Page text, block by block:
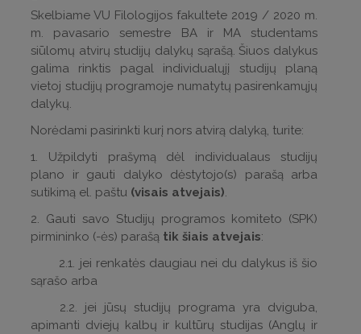
Skelbiame VU Filologijos fakultete 2019 / 2020 m.
m. pavasario semestre BA ir MA studentams
siūlomų atvirų studijų dalykų sąrašą. Šiuos dalykus
galima rinktis pagal individualųjį studijų planą
vietoj studijų programoje numatytų pasirenkamųjų
dalykų.
Norėdami pasirinkti kurį nors atvirą dalyką, turite:
1. Užpildyti prašymą dėl individualaus studijų
plano ir gauti dalyko dėstytojo(s) parašą arba
sutikimą el. paštu (visais atvejais).
2. Gauti savo Studijų programos komiteto (SPK)
pirmininko (-ės) parašą tik šiais atvejais:
2.1. jei renkatės daugiau nei du dalykus iš šio
sąrašo arba
2.2. jei jūsų studijų programa yra dviguba,
apimanti dviejų kalbų ir kultūrų studijas (Anglų ir